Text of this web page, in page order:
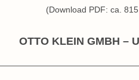
(Download PDF: ca.
OTTO KLEIN GMBH –